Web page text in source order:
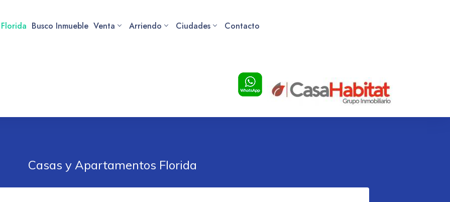
Busco Inmueble Venta Arriendo Ciudades Contacto
Casas y Apartamentos Florida